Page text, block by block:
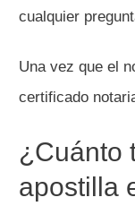
cualquier
Una vez que el
certificado
¿Cuánto
apostilla